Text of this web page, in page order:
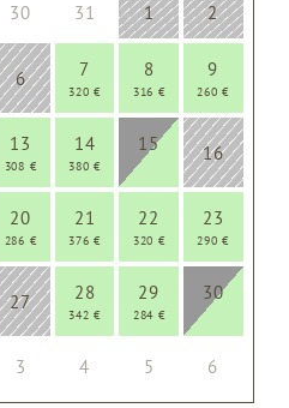
30 31 1 2
6 7
320 €
8
316 €
9
260 €
13
308 €
14
380 €
15 16
20
286 €
21
376 €
22
320 €
23
290 €
27 28
342 €
29
284 €
30
3 4 5 6